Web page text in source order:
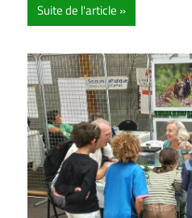
Suite de l'article